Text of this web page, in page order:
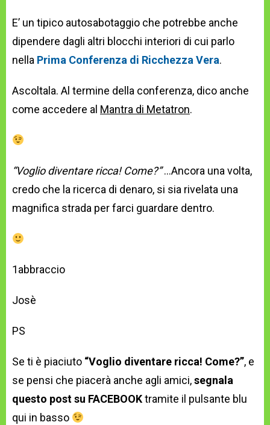
E’ un tipico autosabotaggio che potrebbe anche
dipendere dagli altri blocchi interiori di cui parlo
nella Prima Conferenza di Ricchezza Vera.
Ascoltala. Al termine della conferenza, dico anche
come accedere al Mantra di Metatron.
“Voglio diventare ricca! Come?”…Ancora una volta,
credo che la ricerca di denaro, si sia rivelata una
magnifica strada per farci guardare dentro.
1abbraccio
Josè
PS
Se ti è piaciuto “Voglio diventare ricca! Come?”, e
se pensi che piacerà anche agli amici,segnala
questo post su FACEBOOKtramite il pulsante blu
qui in basso